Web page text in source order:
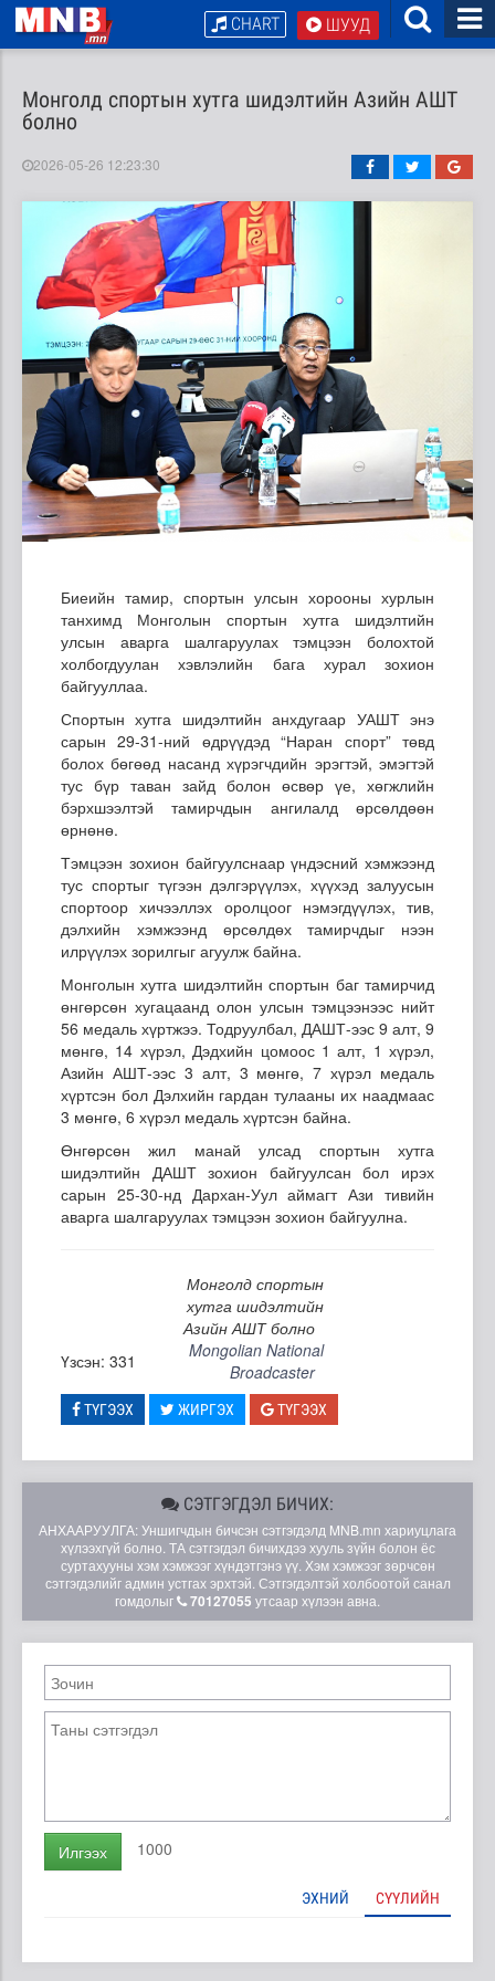
ШУУД
CHART
Монголд спортын хутга шидэлтийн Азийн АШТ
болно
2026-05-26 12:23:30
Биеийн тамир, спортын улсын хорооны хурлын
танхимд Монголын спортын хутга шидэлтийн
улсын аварга шалгаруулах тэмцээн болохтой
холбогдуулан хэвлэлийн бага хурал зохион
байгууллаа.
Спортын хутга шидэлтийн анхдугаар УАШТ энэ
сарын 29-31-ний өдрүүдэд “Наран спорт” төвд
болох бөгөөд насанд хүрэгчдийн эрэгтэй, эмэгтэй
тус бүр таван зайд болон өсвөр үе, хөгжлийн
бэрхшээлтэй тамирчдын ангилалд өрсөлдөөн
өрнөнө.
Тэмцээн зохион байгуулснаар үндэсний хэмжээнд
тус спортыг түгээн дэлгэрүүлэх, хүүхэд залуусын
спортоор хичээллэх оролцоог нэмэгдүүлэх, тив,
дэлхийн хэмжээнд өрсөлдөх тамирчдыг нээн
илрүүлэх зорилгыг агуулж байна.
Монголын хутга шидэлтийн спортын баг тамирчид
өнгөрсөн хугацаанд олон улсын тэмцээнээс нийт
56 медаль хүртжээ. Тодруулбал, ДАШТ-ээс 9 алт, 9
мөнгө, 14 хүрэл, Дэдхийн цомоос 1 алт, 1 хүрэл,
Азийн АШТ-ээс 3 алт, 3 мөнгө, 7 хүрэл медаль
хүртсэн бол Дэлхийн гардан тулааны их наадмаас
3 мөнгө, 6 хүрэл медаль хүртсэн байна.
Өнгөрсөн жил манай улсад спортын хутга
шидэлтийн ДАШТ зохион байгуулсан бол ирэх
сарын 25-30-нд Дархан-Уул аймагт Ази тивийн
аварга шалгаруулах тэмцээн зохион байгуулна.
Монголд спортын
хутга шидэлтийн
Азийн АШТ болно
Үзсэн: 331
Mongolian National
Broadcaster
ТҮГЭЭХ ЖИРГЭХ ТҮГЭЭХ
СЭТГЭГДЭЛ БИЧИХ:
АНХААРУУЛГА: Уншигчдын бичсэн сэтгэгдэлд MNB.mn хариуцлага
хүлээхгүй болно. ТА сэтгэгдэл бичихдээ хууль зүйн болон ёс
суртахууны хэм хэмжээг хүндэтгэнэ үү. Хэм хэмжээг зөрчсөн
сэтгэгдэлийг админ устгах эрхтэй. Сэтгэгдэлтэй холбоотой санал
гомдолыг
70127055 утсаар хүлээн авна.
Илгээх 1000
ЭХНИЙ СҮҮЛИЙН